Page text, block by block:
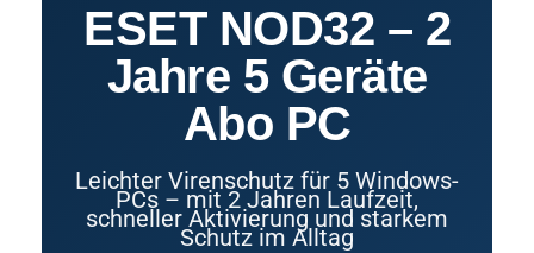
ESET NOD32 – 2
Jahre 5 Geräte
Abo PC
Leichter Virenschutz für 5 Windows-
PCs – mit 2 Jahren Laufzeit,
schneller Aktivierung und starkem
Schutz im Alltag